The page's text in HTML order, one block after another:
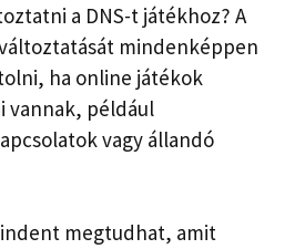
a DNS-t játékhoz? A
mindenképpen
ha online játékok
vannak, például
vagy állandó
megtudhat, amit